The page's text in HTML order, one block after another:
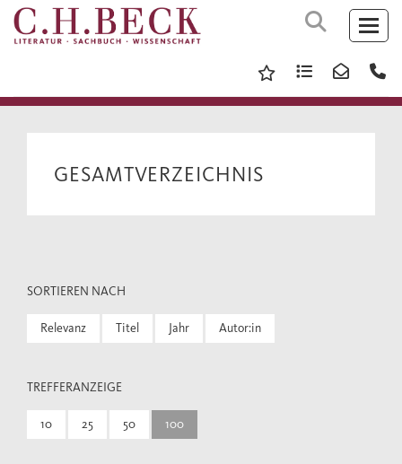
GESAMTVERZEICHNIS
SORTIEREN NACH
Relevanz Titel Jahr Autor:in
TREFFERANZEIGE
10 25 50 100